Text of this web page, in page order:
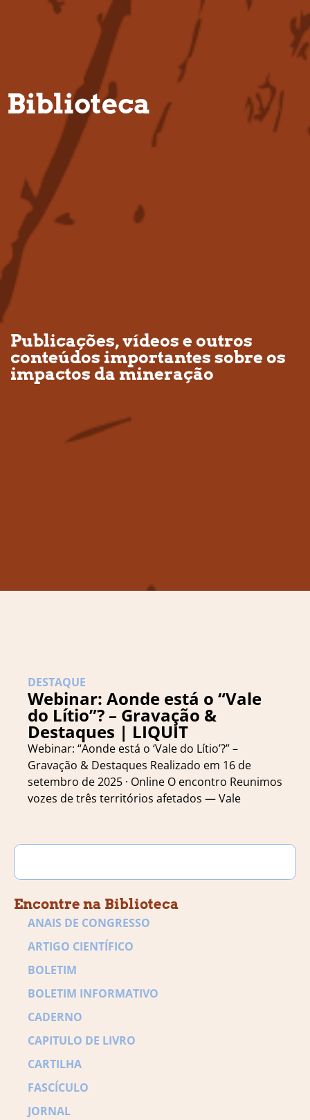
Biblioteca
Publicações, vídeos e outros
conteúdos importantes sobre os
impactos da mineração
DESTAQUE
Webinar: Aonde está o “Vale
do Lítio”? – Gravação &
Destaques | LIQUIT
Webinar: “Aonde está o ‘Vale do Lítio’?” –
Gravação & Destaques Realizado em 16 de
setembro de 2025 · Online O encontro Reunimos
vozes de três territórios afetados — Vale
Encontre na Biblioteca
ANAIS DE CONGRESSO
ARTIGO CIENTÍFICO
BOLETIM
BOLETIM INFORMATIVO
CADERNO
CAPITULO DE LIVRO
CARTILHA
FASCÍCULO
JORNAL